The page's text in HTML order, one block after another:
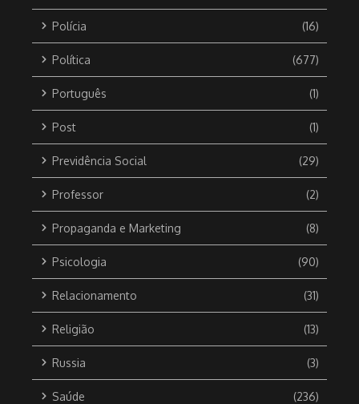
Polícia (16)
Política (677)
Português (1)
Post (1)
Previdência Social (29)
Professor (2)
Propaganda e Marketing (8)
Psicologia (90)
Relacionamento (31)
Religião (13)
Russia (3)
Saúde (236)